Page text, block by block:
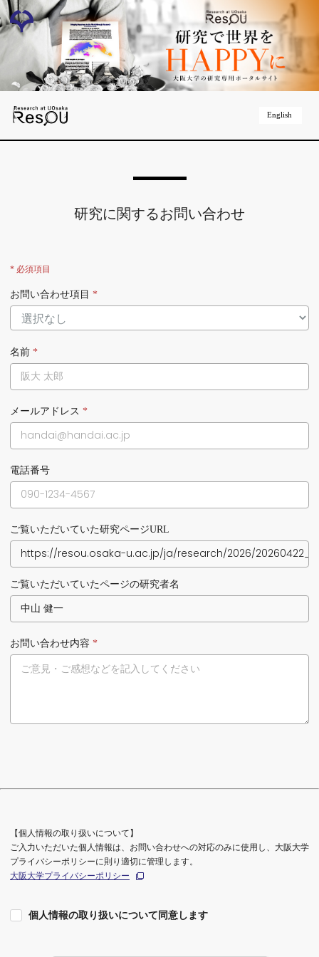
English
研究に関するお問い合わせ
* 必須項目
お問い合わせ項目 *
名前 *
メールアドレス *
電話番号
ご覧いただいていた研究ページURL
ご覧いただいていたページの研究者名
お問い合わせ内容 *
【個人情報の取り扱いについて】
ご入力いただいた個人情報は、お問い合わせへの対応のみに使用し、大阪大学
プライバシーポリシーに則り適切に管理します。
大阪大学プライバシーポリシー
個人情報の取り扱いについて同意します